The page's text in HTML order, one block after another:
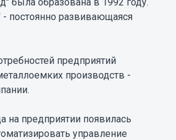
постоянно развивающаяся
предприятий
производств -
на предприятии появилась
управление